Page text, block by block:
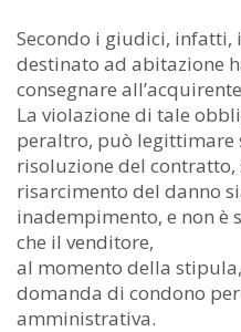
Secondo i giudici,
destinato ad abitazione
consegnare
La violazione di tale
peraltro, può legittimare
risoluzione del
risarcimento del danno
inadempimento, e non è
che il venditore,
al momento della
domanda di condono
amministrativa.